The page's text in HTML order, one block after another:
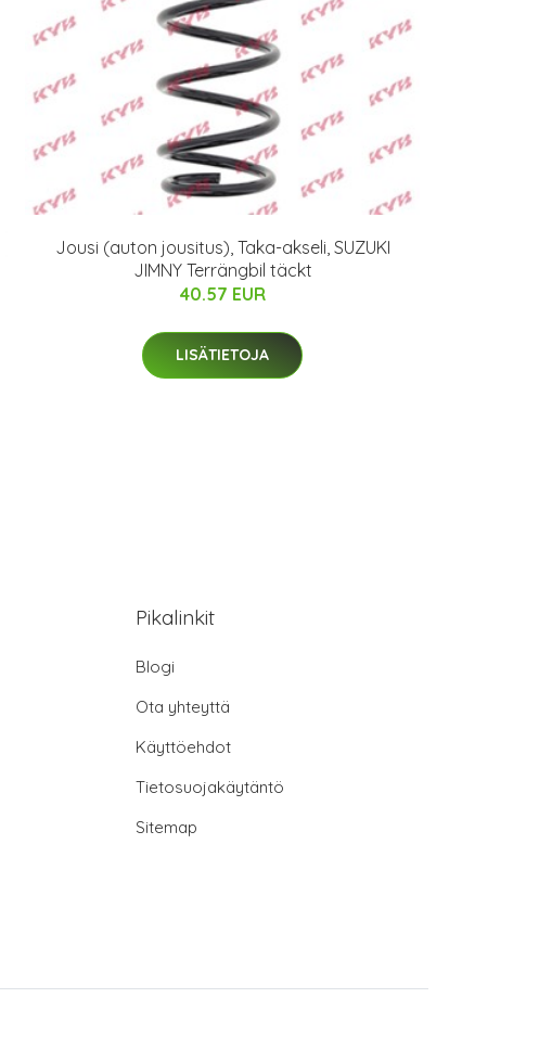
Jousi (auton jousitus), Taka-akseli, SUZUKI
JIMNY Terrängbil täckt
40.57 EUR
LISÄTIETOJA
Pikalinkit
Blogi
Ota yhteyttä
Käyttöehdot
Tietosuojakäytäntö
Sitemap